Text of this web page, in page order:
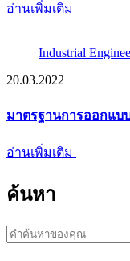
อ่านเพิ่มเติม
Industrial
20.03.2022
มาตรฐานการออกแบ
อ่านเพิ่มเติม
ค้นหา